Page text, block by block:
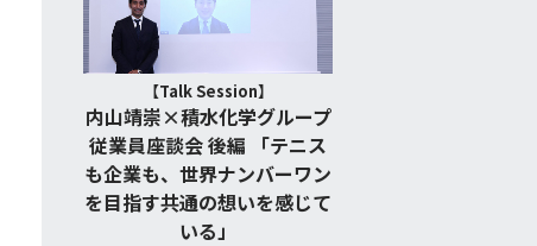
【Talk Session】
内山靖崇×積水化学グループ
従業員座談会 後編 「テニス
も企業も、世界ナンバーワン
を目指す共通の想いを感じて
いる」